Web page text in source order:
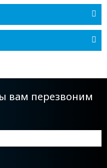
вам перезвоним